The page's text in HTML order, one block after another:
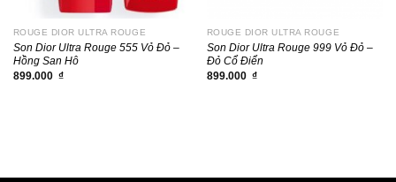
ROUGE DIOR ULTRA ROUGE
Son Dior Ultra Rouge 555 Vỏ Đỏ –
Hồng San Hô
899.000 ₫
ROUGE DIOR ULTRA ROUGE
Son Dior Ultra Rouge 999 Vỏ Đỏ –
Đỏ Cổ Điển
899.000 ₫